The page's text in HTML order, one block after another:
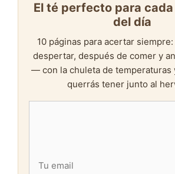
El té perfecto para
del día
10 páginas para acertar
despertar, después de comer y
— con la chuleta de temperaturas
querrás tener junto al